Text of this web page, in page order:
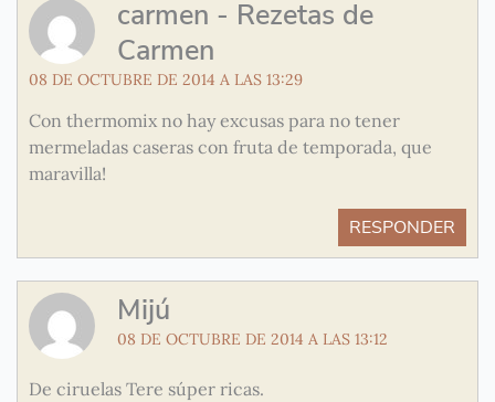
carmen - Rezetas de
Carmen
08 DE OCTUBRE DE 2014 A LAS 13:29
Con thermomix no hay excusas para no tener
mermeladas caseras con fruta de temporada, que
maravilla!
RESPONDER
Mijú
08 DE OCTUBRE DE 2014 A LAS 13:12
De ciruelas Tere súper ricas.